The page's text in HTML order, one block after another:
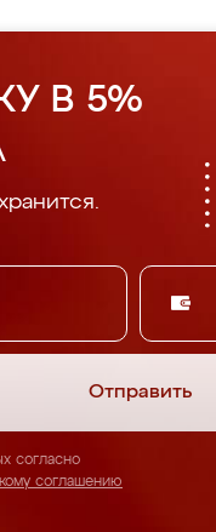
В 5%
Отправить
согласно
соглашению